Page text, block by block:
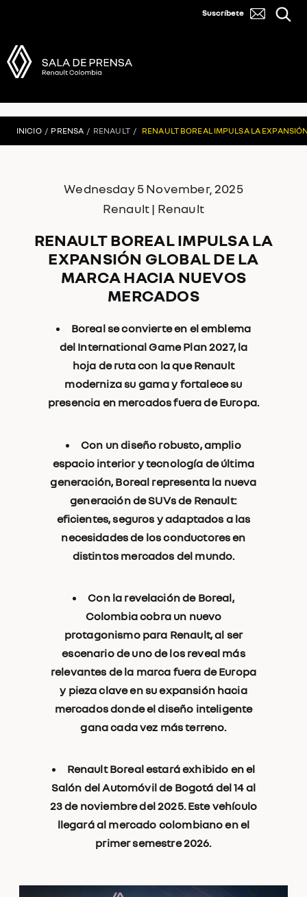
Suscríbete
INICIO / PRENSA / RENAULT / RENAULT BOREAL IMPULSA LA
Wednesday 5 November, 2025
Renault | Renault
RENAULT BOREAL IMPULSA LA
EXPANSIÓN GLOBAL DE LA
MARCA HACIA NUEVOS
MERCADOS
Boreal se convierte en el emblema
del International Game Plan 2027, la
hoja de ruta con la que Renault
moderniza su gama y fortalece su
presencia en mercados fuera de Europa.
Con un diseño robusto, amplio
espacio interior y tecnología de última
generación, Boreal representa la nueva
generación de SUVs de Renault:
eficientes, seguros y adaptados a las
necesidades de los conductores en
distintos mercados del mundo.
Con la revelación de Boreal,
Colombia cobra un nuevo
protagonismo para Renault, al ser
escenario de uno de los reveal más
relevantes de la marca fuera de Europa
y pieza clave en su expansión hacia
mercados donde el diseño inteligente
gana cada vez más terreno.
Renault Boreal estará exhibido en el
Salón del Automóvil de Bogotá del 14 al
23 de noviembre del 2025. Este vehículo
llegará al mercado colombiano en el
primer semestre 2026.